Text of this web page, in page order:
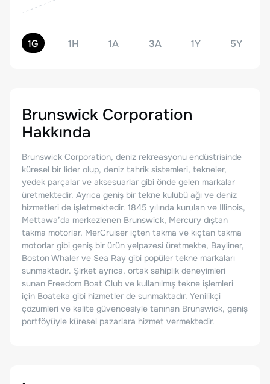
1G 1H 1A 3A 1Y 5Y
Brunswick Corporation
Hakkında
Brunswick Corporation, deniz rekreasyonu endüstrisinde
küresel bir lider olup, deniz tahrik sistemleri, tekneler,
yedek parçalar ve aksesuarlar gibi önde gelen markalar
üretmektedir. Ayrıca geniş bir tekne kulübü ağı ve deniz
hizmetleri de işletmektedir. 1845 yılında kurulan ve Illinois,
Mettawa’da merkezlenen Brunswick, Mercury dıştan
takma motorlar, MerCruiser içten takma ve kıçtan takma
motorlar gibi geniş bir ürün yelpazesi üretmekte, Bayliner,
Boston Whaler ve Sea Ray gibi popüler tekne markaları
sunmaktadır. Şirket ayrıca, ortak sahiplik deneyimleri
sunan Freedom Boat Club ve kullanılmış tekne işlemleri
için Boateka gibi hizmetler de sunmaktadır. Yenilikçi
çözümleri ve kalite güvencesiyle tanınan Brunswick, geniş
portföyüyle küresel pazarlara hizmet vermektedir.